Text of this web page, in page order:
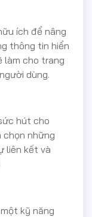
ích để nâng
thông tin hiển
làm cho trang
dùng.
hút cho
chọn những
liên kết và
kỹ năng